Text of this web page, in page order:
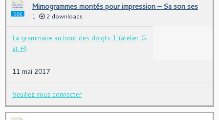
Mimogrammes montés pour impression – Sa son ses
1 2 downloads
La grammaire au bout des doigts 1 (atelier G
et H)
11 mai 2017
Veuillez vous connecter